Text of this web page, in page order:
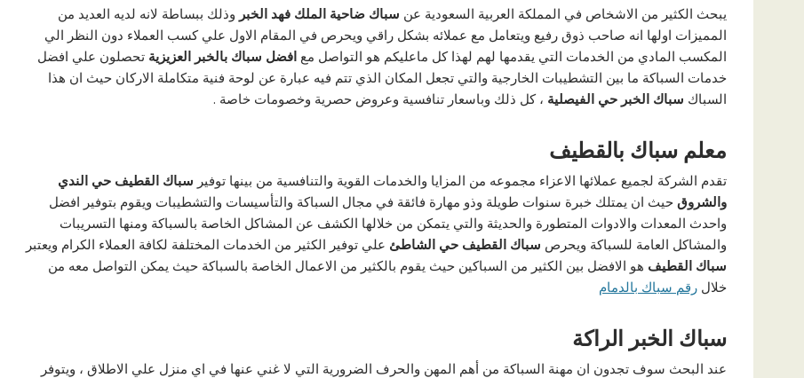
يبحث الكثير من الاشخاص في المملكة العربية السعودية عن سباك ضاحية الملك فهد الخبر وذلك ببساطة لانه لديه العديد من
المميزات اولها انه صاحب ذوق رفيع ويتعامل مع عملائه بشكل راقي ويحرص في المقام الاول علي كسب العملاء دون النظر الي
المكسب المادي من الخدمات التي يقدمها لهم لهذا كل ماعليكم هو التواصل مع افضل سباك بالخبر العزيزية تحصلون علي افضل
خدمات السباكة ما بين التشطيبات الخارجية والتي تجعل المكان الذي تتم فيه عبارة عن لوحة فنية متكاملة الاركان حيث ان هذا
السباك سباك الخبر حي الفيصلية ، كل ذلك وباسعار تنافسية وعروض حصرية وخصومات خاصة .
معلم سباك بالقطيف
تقدم الشركة لجميع عملائها الاعزاء مجموعه من المزايا والخدمات القوية والتنافسية من بينها توفير سباك القطيف حي الندي
والشروق حيث ان يمتلك خبرة سنوات طويلة وذو مهارة فائقة في مجال السباكة والتأسيسات والتشطيبات ويقوم بتوفير افضل
واحدث المعدات والادوات المتطورة والحديثة والتي يتمكن من خلالها الكشف عن المشاكل الخاصة بالسباكة ومنها التسريبات
والمشاكل العامة للسباكة ويحرص سباك القطيف حي الشاطئ علي توفير الكثير من الخدمات المختلفة لكافة العملاء الكرام ويعتبر
سباك القطيف هو الافضل بين الكثير من السباكين حيث يقوم بالكثير من الاعمال الخاصة بالسباكة حيث يمكن التواصل معه من
خلال رقم سباك بالدمام
سباك الخبر الراكة
عند البحث سوف تجدون ان مهنة السباكة من أهم المهن والحرف الضرورية التي لا غني عنها في اي منزل علي الاطلاق ، ويتوفر